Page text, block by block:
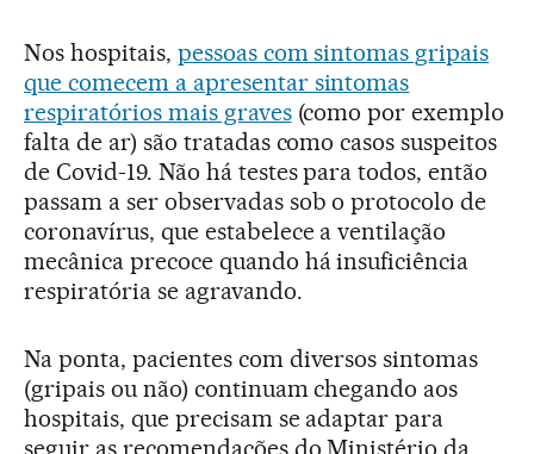
Nos hospitais, pessoas com sintomas gripais
que comecem a apresentar sintomas
respiratórios mais graves(como por exemplo
falta de ar) são tratadas como casos suspeitos
de Covid-19. Não há testes para todos, então
passam a ser observadas sob o protocolo de
coronavírus, que estabelece a ventilação
mecânica precoce quando há insuficiência
respiratória se agravando.
Na ponta, pacientes com diversos sintomas
(gripais ou não) continuam chegando aos
hospitais, que precisam se adaptar para
seguir as recomendações do Ministério da